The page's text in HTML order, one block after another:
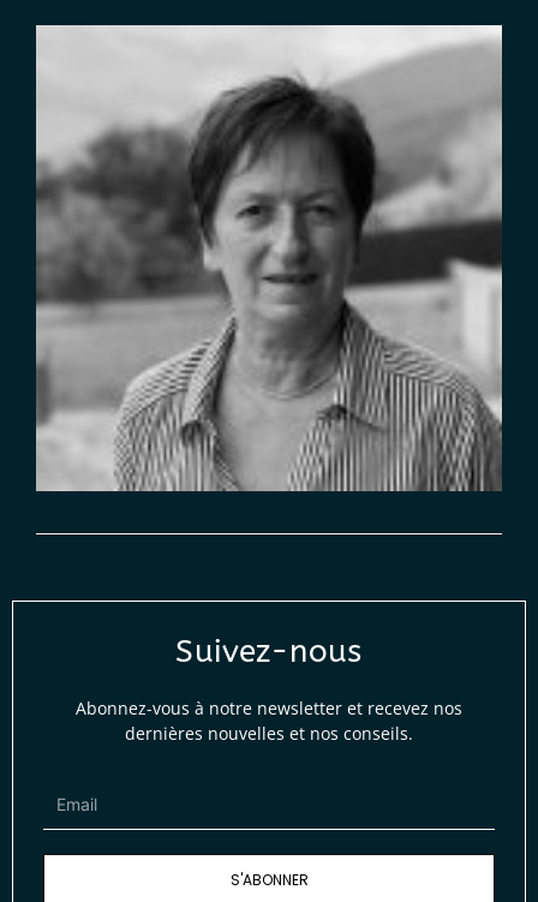
Suivez-nous
Abonnez-vous à notre newsletter et recevez nos
dernières nouvelles et nos conseils.
S'ABONNER